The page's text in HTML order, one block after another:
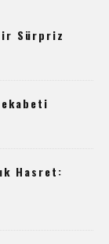
Sürpriz
Hasret: